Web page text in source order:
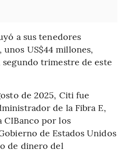
a sus tenedores
US$44 millones,
trimestre de este
de 2025, Citi fue
de la Fibra E,
CIBanco por los
de Estados Unidos
de dinero del